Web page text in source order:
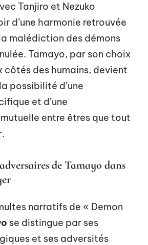
Tanjiro et Nezuko
d’une harmonie retrouvée
malédiction des démons
Tamayo, par son choix
côtés des humains, devient
possibilité d’une
et d’une
entre êtres que tout
de Tamayo dans
narratifs de « Demon
se distingue par ses
et ses adversités